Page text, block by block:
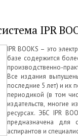
IPR
IPR BOOKS – это
базе содержится
производственно-
Все издания
последние 5 лет) и их
периодикой (в том
издательств, многие
ресурсах. ЭБС IPR
предназначена для
аспирантов и